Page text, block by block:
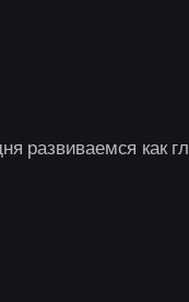
развиваемся как